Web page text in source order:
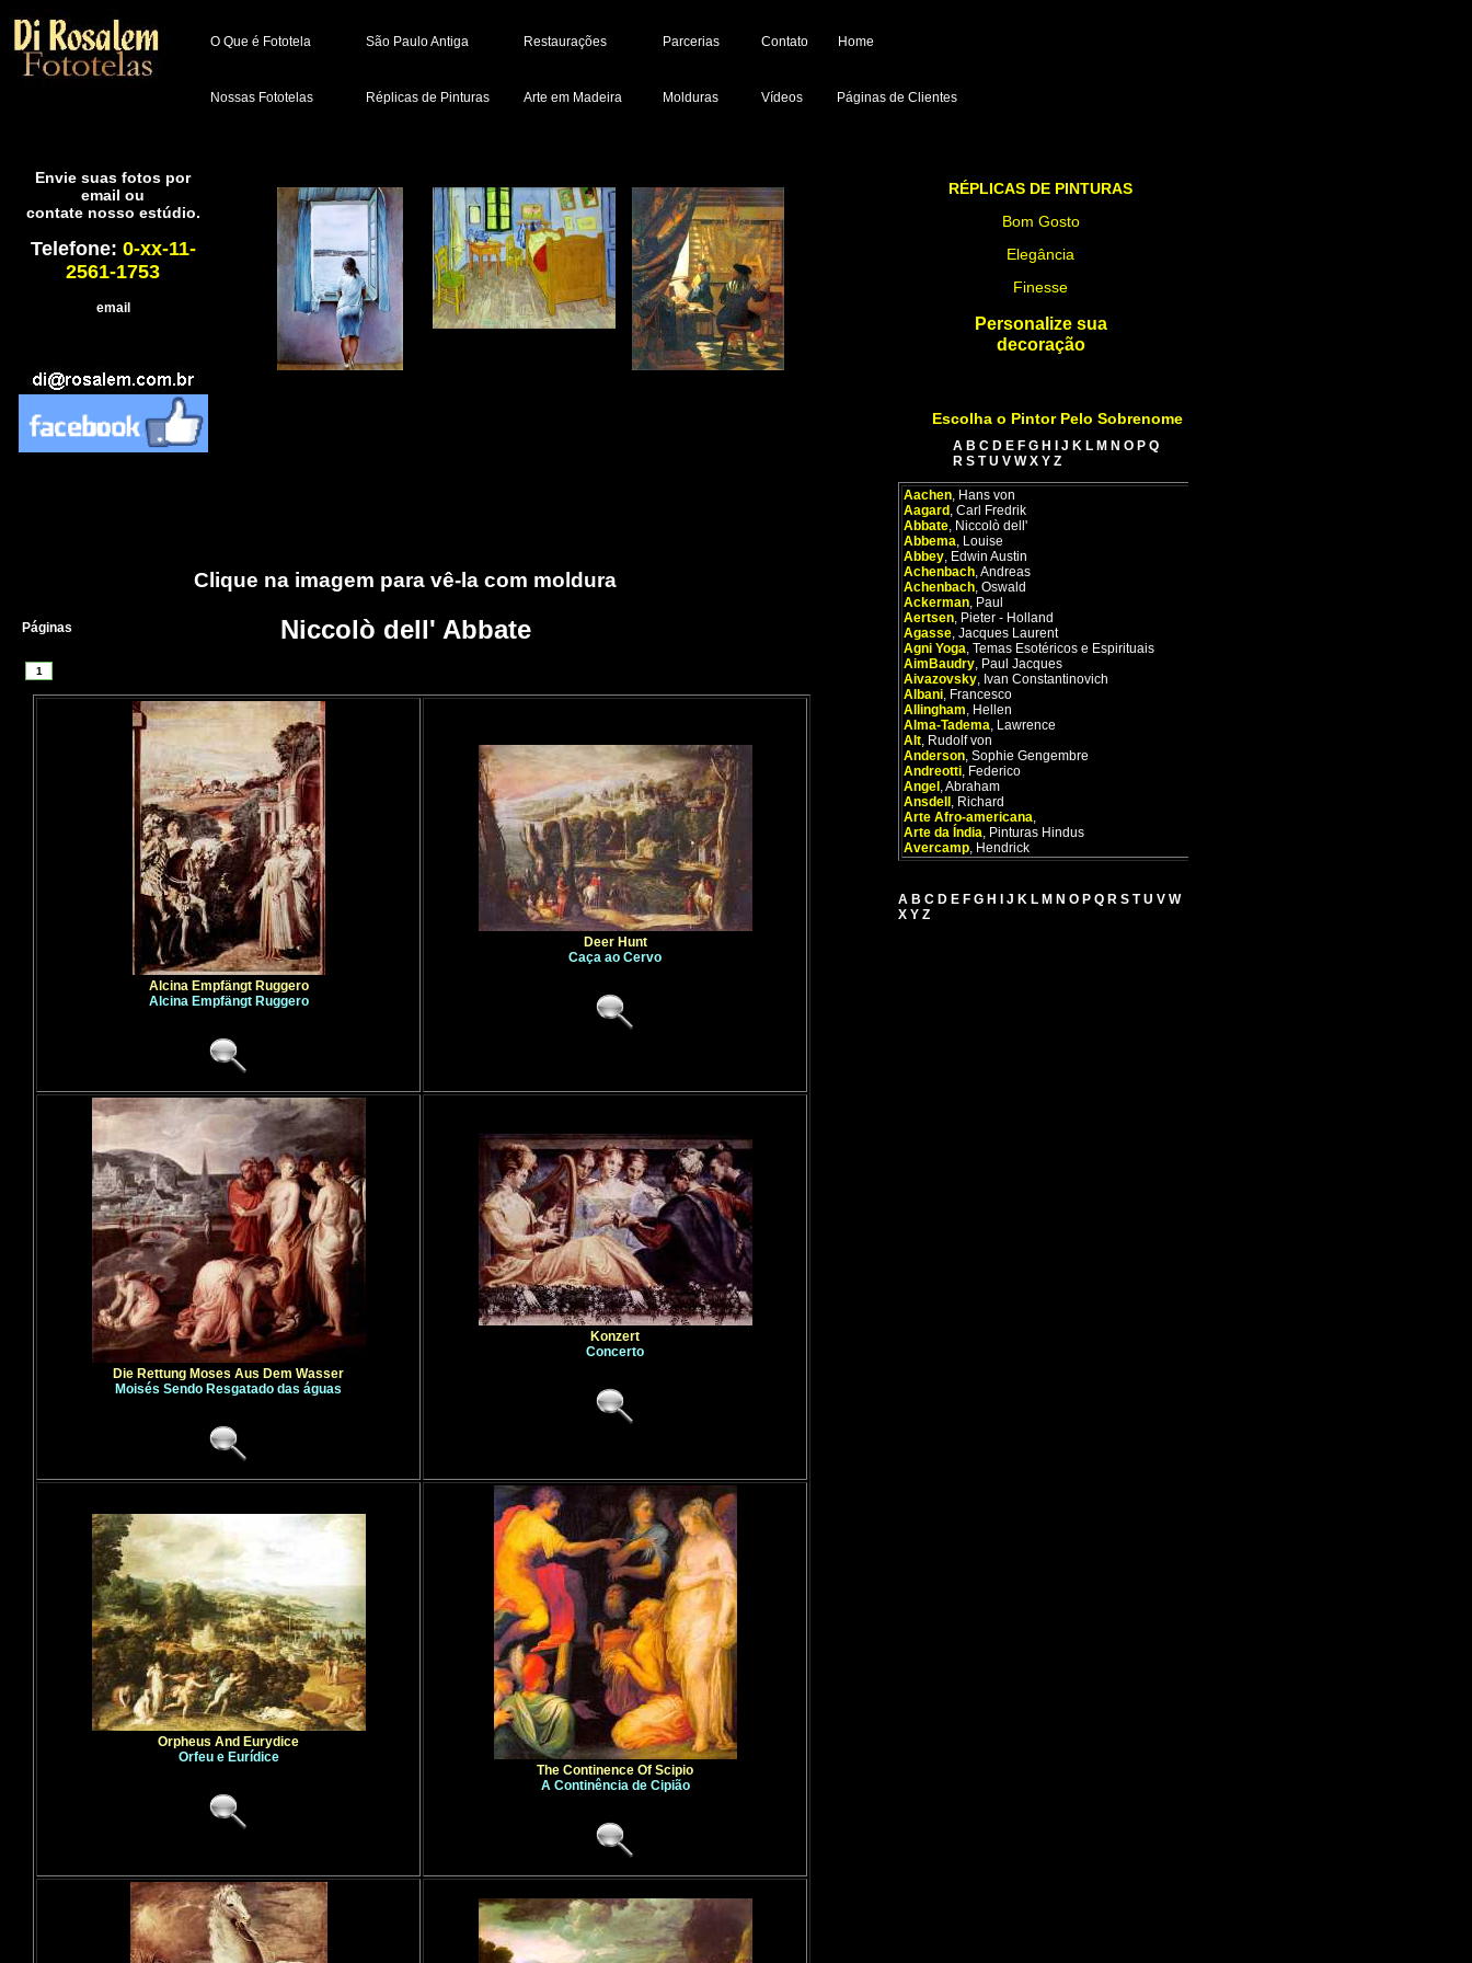
O Que é Fototela
Nossas Fototelas
São Paulo Antiga
Réplicas de Pinturas
Restaurações
Arte em Madeira
Parcerias
Molduras
Contato
Páginas de Clientes
Home
Vídeos
RÉPLICAS DE PINTURAS
Bom Gosto
Elegância
Finesse
Personalize sua
decoração
Envie suas fotos por
email ou
contate nosso estúdio.
Telefone: 0-xx-11-
2561-1753
email
Páginas
1
Alcina Empfängt Ruggero
Alcina Empfängt Ruggero
Deer Hunt
Caça ao Cervo
Die Rettung Moses Aus Dem Wasser
Moisés Sendo Resgatado das águas
Konzert
Concerto
Orpheus And Eurydice
Orfeu e Eurídice
The Continence Of Scipio
A Continência de Cipião
Escolha o Pintor Pelo Sobrenome
A B C D E F G H J K L M N O P Q
R S T U V W X Y Z
Aachen, Hans von
Aagard , Carl Fredrik
Abbate, Niccolò dell'
Abbema, Louise
Abbey, Edwin Austin
Achenbach,Andreas
Achenbach, Oswald
Ackerman, Paul
Aertsen, Pieter - Holland
Agasse, Jacques Laurent
Agni Yoga, Temas Esotéricos e Espirituais
AimBaudry, Paul Jacques
Aivazovsky, Ivan Constantinovich
Albani, Francesco
Allingham, Hellen
Alma-Tadema, Lawrence
Alt, Rudolf von
Anderson, Sophie Gengembre
Andreotti, Federico
Angel ,Abraham
Ansdell , Richard
Arte Afro-americana,
Arte da Índia, Pinturas Hindus
Avercamp, Hendrick
A B C D E F G H J K L M N O P Q R S T U V W
X Y Z
Clique na imagem para vê-la com moldura
Niccolò dell' Abbate